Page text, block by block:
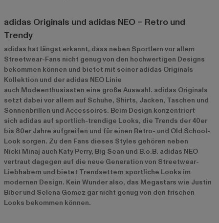
adidas Originals und adidas NEO – Retro und
Trendy
adidas hat längst erkannt, dass neben Sportlern vor allem
Streetwear-Fans nicht genug von den hochwertigen Designs
bekommen können und bietet mit seiner adidas Originals
Kollektion und der adidas NEO Linie
auch Modeenthusiasten eine große Auswahl. adidas Originals
setzt dabei vor allem auf Schuhe, Shirts, Jacken, Taschen und
Sonnenbrillen und Accessoires. Beim Design konzentriert
sich adidas auf sportlich-trendige Looks, die Trends der 40er
bis 80er Jahre aufgreifen und für einen Retro- und Old School-
Look sorgen. Zu den Fans dieses Styles gehören neben
Nicki Minaj auch Katy Perry, Big Sean und B.o.B. adidas NEO
vertraut dagegen auf die neue Generation von Streetwear-
Liebhabern und bietet Trendsettern sportliche Looks im
modernen Design. Kein Wunder also, das Megastars wie Justin
Biber und Selena Gomez gar nicht genug von den frischen
Looks bekommen können.